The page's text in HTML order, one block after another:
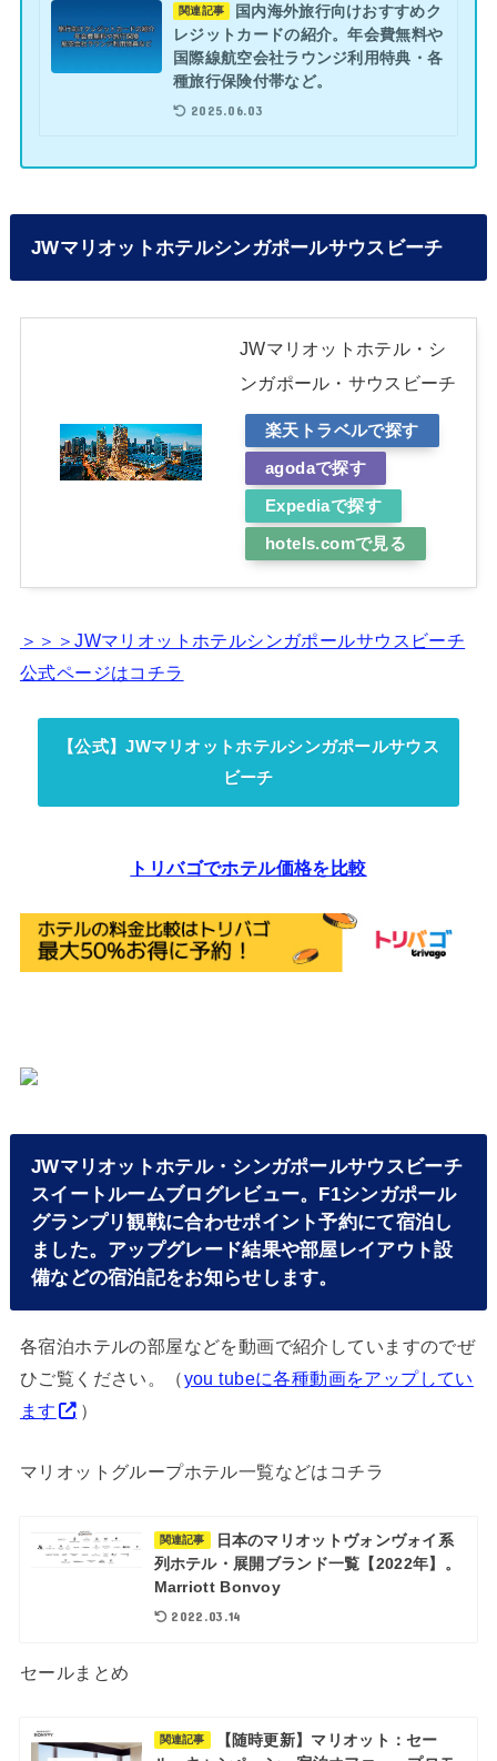
関連記事
国内海外旅行向けおすすめク
レジットカードの紹介。年会費無料や
国際線航空会社ラウンジ利用特典・各
種旅行保険付帯など。
2025.06.03
JWマリオットホテルシンガポールサウスビーチ
JWマリオットホテル・シ
ンガポール・サウスビーチ
楽天トラベルで探す
agodaで探す
Expediaで探す
hotels.comで見る
＞＞＞JWマリオットホテルシンガポールサウスビーチ
公式ページはコチラ
【公式】JWマリオットホテルシンガポールサウス
ビーチ
トリバゴでホテル価格を比較
JWマリオットホテル・シンガポールサウスビーチ
スイートルームブログレビュー。F1シンガポール
グランプリ観戦に合わせポイント予約にて宿泊し
ました。アップグレード結果や部屋レイアウト設
備などの宿泊記をお知らせします。
各宿泊ホテルの部屋などを動画で紹介していますのでぜ
ひご覧ください。（you tubeに各種動画をアップしてい
ます
）
マリオットグループホテル一覧などはコチラ
関連記事
日本のマリオットヴォンヴォイ系
列ホテル・展開ブランド一覧【2022年】。
Marriott Bonvoy
2022.03.14
セールまとめ
関連記事
【随時更新】マリオット：セー